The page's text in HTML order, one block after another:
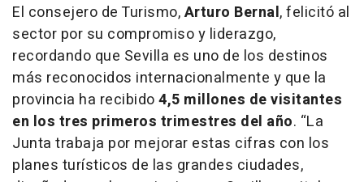
El consejero de Turismo,Arturo Bernal, felicitó al
sector por su compromiso y liderazgo,
recordando que Sevilla es uno de los destinos
más reconocidos internacionalmente y que la
provincia ha recibido4,5 millones de visitantes
en los tres primeros trimestres del año. “La
Junta trabaja por mejorar estas cifras con los
planes turísticos de las grandes ciudades,